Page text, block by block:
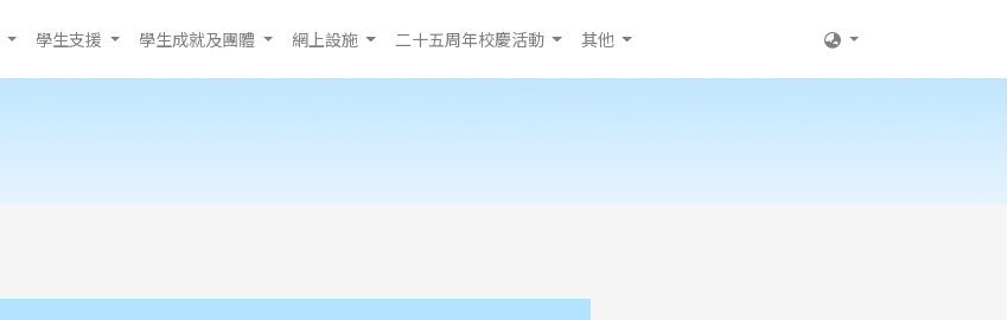
學生支援 學生成就及團體 網上設施 二十五周年校慶活動 其他